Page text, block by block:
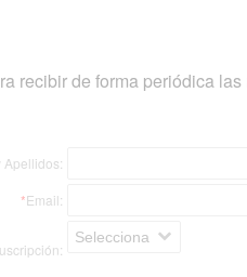
recibir de forma periódica
Apellidos:
*Email:
Selecciona